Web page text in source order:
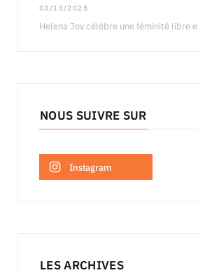
03/10/2025
NOUS SUIVRE SUR
Instagram
LES ARCHIVES